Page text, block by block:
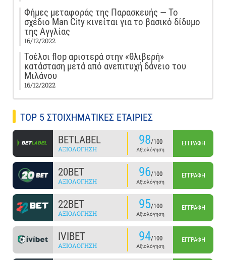
Φήμες μεταφοράς της Παρασκευής — Το
σχέδιο Man City κινείται για το βασικό δίδυμο
της Αγγλίας
16/12/2022
Τσέλσι flop αριστερά στην «θλιβερή»
κατάσταση μετά από ανεπιτυχή δάνειο του
Μιλάνου
16/12/2022
TOP 5 ΣΤΟΙΧΗΜΑΤΙΚΕΣ ΕΤΑΙΡΙΕΣ
BETLABEL
ΑΞΙΟΛΌΓΗΣΗ
98/100
Αξιολόγηση
ΕΓΓΡΑΦΉ
20BET
ΑΞΙΟΛΌΓΗΣΗ
96/100
Αξιολόγηση
ΕΓΓΡΑΦΉ
22BET
ΑΞΙΟΛΌΓΗΣΗ
95/100
Αξιολόγηση
ΕΓΓΡΑΦΉ
IVIBET
ΑΞΙΟΛΌΓΗΣΗ
94/100
Αξιολόγηση
ΕΓΓΡΑΦΉ